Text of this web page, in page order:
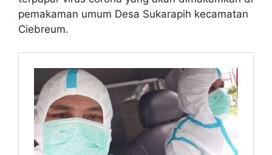
pemakaman umum Desa Sukarapih kecamatan
Ciebreum.